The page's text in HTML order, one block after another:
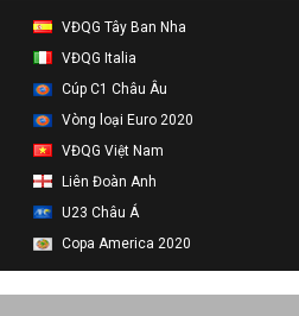
VĐQG Tây Ban Nha
VĐQG Italia
Cúp C1 Châu Âu
Vòng loại Euro 2020
VĐQG Việt Nam
Liên Đoàn Anh
U23 Châu Á
Copa America 2020